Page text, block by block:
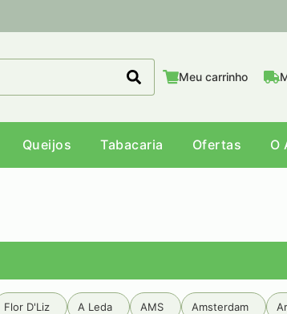
Meu carrinho
Queijos Tabacaria Ofertas O
Flor D'Liz A Leda AMS Amsterdam